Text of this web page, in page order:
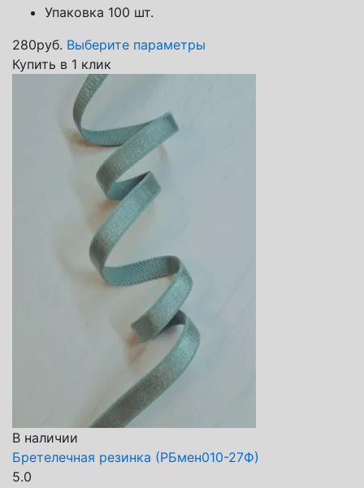
Упаковка 100 шт.
280руб. Выберите параметры
Купить в 1 клик
В наличии
Бретелечная резинка (РБмен010-27Ф)
5.0